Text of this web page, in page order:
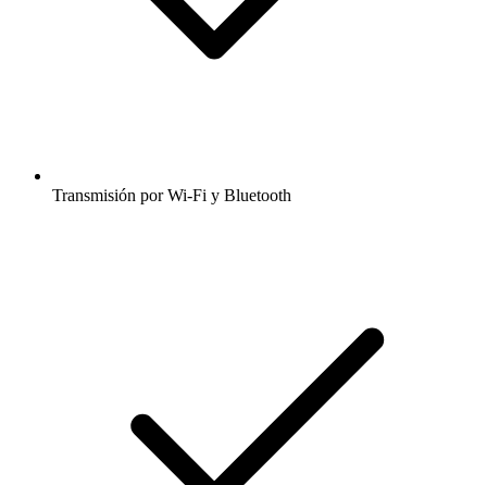
Transmisión por Wi-Fi y Bluetooth